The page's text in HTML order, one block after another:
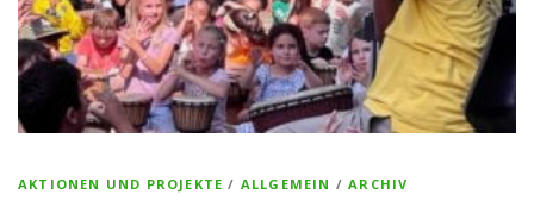
AKTIONEN UND PROJEKTE / ALLGEMEIN /ARCHIV